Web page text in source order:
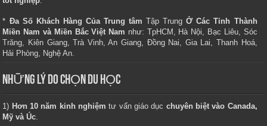
* Đa Số Khách Hàng Của Trung tâm Tập TrungỞ Các Tỉnh Thành
Miền Nam và Miền Bắc Việt Nam như: TpHCM, Hà Nội, Bạc Liêu, Sóc
Trăng, Kiên Giang, Trà Vinh, An Giang, Đồng Nai, Gia Lai, Thanh Hoá,
Hải Phòng, Nghệ An.
NHỮNG LÝ DO CHỌN DU HỌC
1) Hơn 10 năm kinh nghiệm tư vấn giáo dục chuyên biệt vào Canada,
Mỹ và Úc.